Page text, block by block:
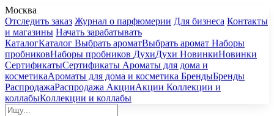
Москва
Отследить заказ Журнал о парфюмерии Для бизнеса Контакты
и магазины Начать зарабатывать
КаталогКаталог Выбрать ароматВыбрать аромат Наборы
пробниковНаборы пробников ДухиДухи НовинкиНовинки
СертификатыСертификаты Ароматы для дома и
косметикаАроматы для дома и косметика БрендыБренды
РаспродажаРаспродажа АкцииАкции Коллекции и
коллабыКоллекции и коллабы